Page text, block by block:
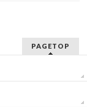
PAGETOP